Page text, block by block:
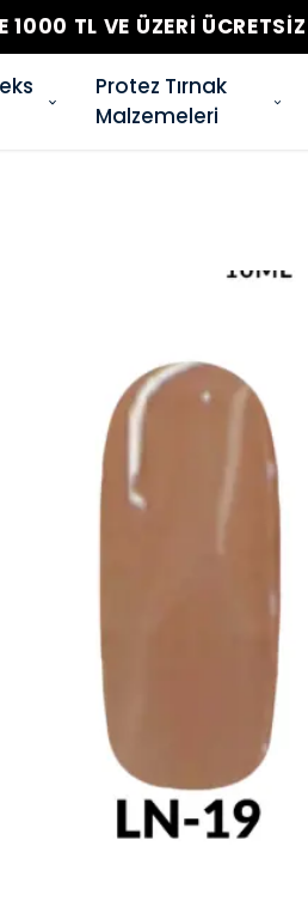
1000 TL VE ÜZERİ
Protez Tırnak
Malzemeleri